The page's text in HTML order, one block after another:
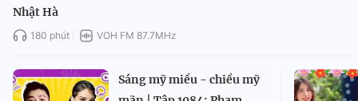
Nhật Hà
180 phút VOH FM 87.7MHz
Sáng mỹ miều - chiều mỹ